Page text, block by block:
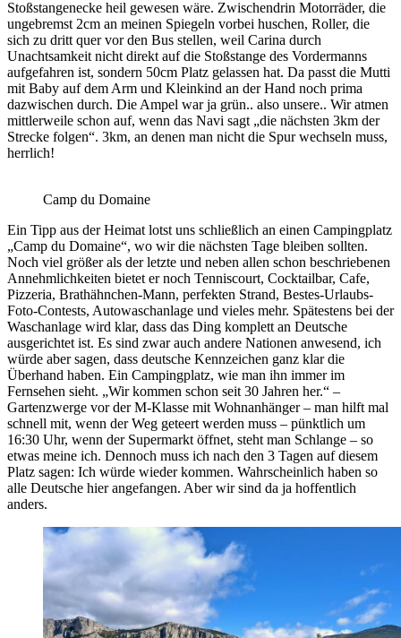
Stoßstangenecke heil gewesen wäre. Zwischendrin Motorräder, die
ungebremst 2cm an meinen Spiegeln vorbei huschen, Roller, die
sich zu dritt quer vor den Bus stellen, weil Carina durch
Unachtsamkeit nicht direkt auf die Stoßstange des Vordermanns
aufgefahren ist, sondern 50cm Platz gelassen hat. Da passt die Mutti
mit Baby auf dem Arm und Kleinkind an der Hand noch prima
dazwischen durch. Die Ampel war ja grün.. also unsere.. Wir atmen
mittlerweile schon auf, wenn das Navi sagt „die nächsten 3km der
Strecke folgen“. 3km, an denen man nicht die Spur wechseln muss,
herrlich!
Camp du Domaine
Ein Tipp aus der Heimat lotst uns schließlich an einen Campingplatz
„Camp du Domaine“, wo wir die nächsten Tage bleiben sollten.
Noch viel größer als der letzte und neben allen schon beschriebenen
Annehmlichkeiten bietet er noch Tenniscourt, Cocktailbar, Cafe,
Pizzeria, Brathähnchen-Mann, perfekten Strand, Bestes-Urlaubs-
Foto-Contests, Autowaschanlage und vieles mehr. Spätestens bei der
Waschanlage wird klar, dass das Ding komplett an Deutsche
ausgerichtet ist. Es sind zwar auch andere Nationen anwesend, ich
würde aber sagen, dass deutsche Kennzeichen ganz klar die
Überhand haben. Ein Campingplatz, wie man ihn immer im
Fernsehen sieht. „Wir kommen schon seit 30 Jahren her.“ –
Gartenzwerge vor der M-Klasse mit Wohnanhänger – man hilft mal
schnell mit, wenn der Weg geteert werden muss – pünktlich um
16:30 Uhr, wenn der Supermarkt öffnet, steht man Schlange – so
etwas meine ich. Dennoch muss ich nach den 3 Tagen auf diesem
Platz sagen: Ich würde wieder kommen. Wahrscheinlich haben so
alle Deutsche hier angefangen. Aber wir sind da ja hoffentlich
anders.